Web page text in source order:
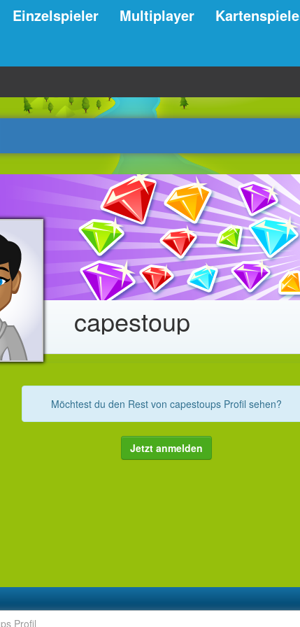
Einzelspieler Multiplayer Kartenspiele
capestoup
Möchtest du den Rest von capestoups Profil sehen?
Jetzt anmelden
Profil